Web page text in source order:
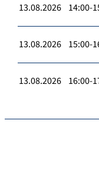
13.08.2026 14:00-
13.08.2026 15:00-
13.08.2026 16:00-